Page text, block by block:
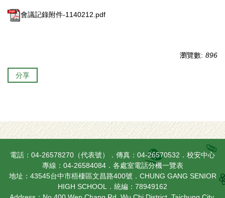
會議記錄附件-1140212.pdf
瀏覽數: 896
分享
電話：04-26578270（代表號）．傳真：04-26570532．校安中心
專線：04-26584084． 各處室電話分機一覽表
地址：43545台中市梧棲區文昌路400號．CHUNG GANG SENIOR
HIGH SCHOOL．統編：78949162